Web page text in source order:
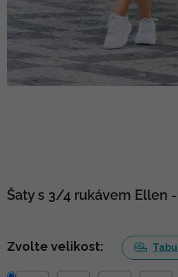
Šaty s 3/4 rukávem Ellen
Zvolte velikost: